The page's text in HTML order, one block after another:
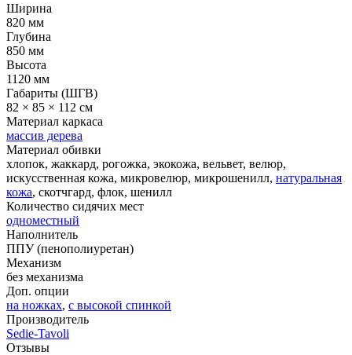
Ширина
820 мм
Глубина
850 мм
Высота
1120 мм
Габариты (ШГВ)
82 × 85 × 112 см
Материал каркаса
массив дерева
Материал обивки
хлопок, жаккард, рогожка, экокожа, вельвет, велюр,
искусственная кожа, микровелюр, микрошенилл, натуральная
кожа, скотчгард, флок, шенилл
Количество сидячих мест
одноместный
Наполнитель
ППУ (пенополиуретан)
Механизм
без механизма
Доп. опции
на ножках, с высокой спинкой
Производитель
Sedie-Tavoli
Отзывы